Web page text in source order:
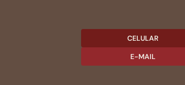
CELULAR
E-MAIL